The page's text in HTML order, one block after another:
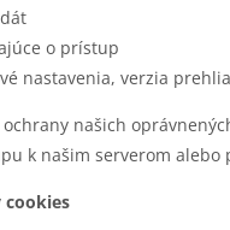
o prístup
nastavenia, verzia
našich
k našim serverom
cookies